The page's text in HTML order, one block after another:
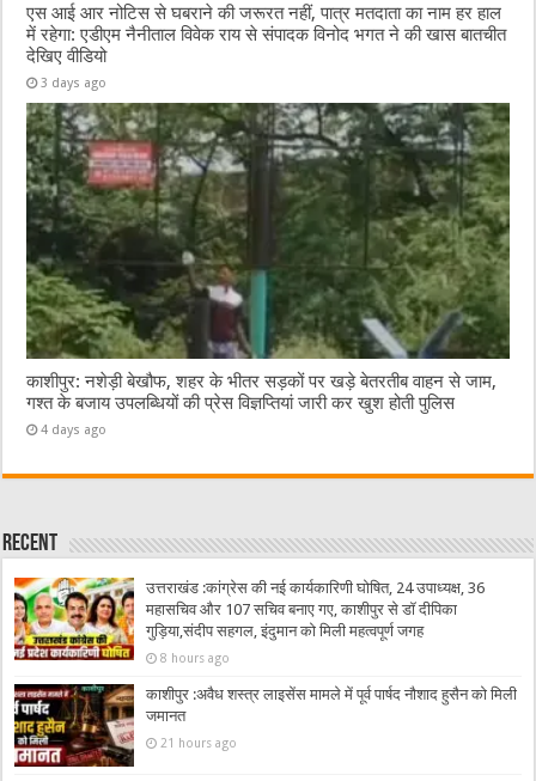
एस आई आर नोटिस से घबराने की जरूरत नहीं, पात्र मतदाता का नाम हर हाल
में रहेगा: एडीएम नैनीताल विवेक राय से संपादक विनोद भगत ने की खास बातचीत
देखिए वीडियो
3 days ago
काशीपुर: नशेड़ी बेखौफ, शहर के भीतर सड़कों पर खड़े बेतरतीब वाहन से जाम,
गश्त के बजाय उपलब्धियों की प्रेस विज्ञप्तियां जारी कर खुश होती पुलिस
4 days ago
Recent
उत्तराखंड :कांग्रेस की नई कार्यकारिणी घोषित, 24 उपाध्यक्ष, 36
महासचिव और 107 सचिव बनाए गए, काशीपुर से डॉ दीपिका
गुड़िया,संदीप सहगल, इंदुमान को मिली महत्वपूर्ण जगह
8 hours ago
काशीपुर :अवैध शस्त्र लाइसेंस मामले में पूर्व पार्षद नौशाद हुसैन को मिली
जमानत
21 hours ago